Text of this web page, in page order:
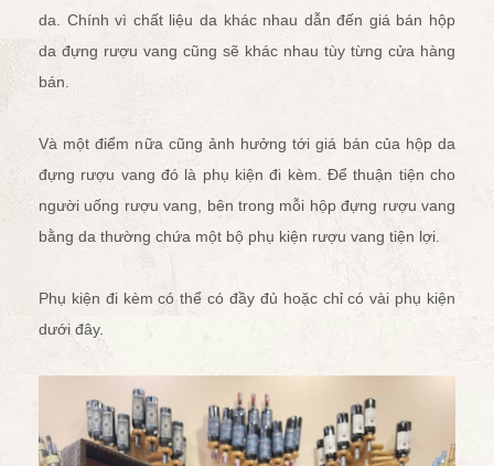
da. Chính vì chất liệu da khác nhau dẫn đến giá bán hộp
da đựng rượu vang cũng sẽ khác nhau tùy từng cửa hàng
bán.
Và một điểm nữa cũng ảnh hưởng tới giá bán của hộp da
đựng rượu vang đó là phụ kiện đi kèm. Để thuận tiện cho
người uống rượu vang, bên trong mỗi hộp đựng rượu vang
bằng da thường chứa một bộ phụ kiện rượu vang tiện lợi.
Phụ kiện đi kèm có thể có đầy đủ hoặc chỉ có vài phụ kiện
dưới đây.